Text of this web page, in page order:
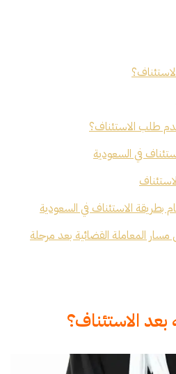
طلب الاستئناف؟
في السعودية
بطريقة الاستئناف في السعودية
المعاملة القضائية بعد مرحلة
الاستئناف؟